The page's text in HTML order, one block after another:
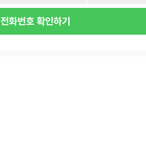
전화번호 확인하기